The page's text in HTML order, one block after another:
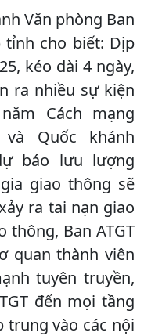
Văn phòng Ban
tỉnh cho biết: Dịp
kéo dài 4 ngày,
ra nhiều sự kiện
Cách mạng
Quốc khánh
báo lưu lượng
giao thông sẽ
ra tai nạn giao
thông, Ban ATGT
quan thành viên
tuyên truyền,
đến mọi tầng
trung vào các nội